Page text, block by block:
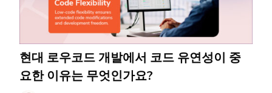
현대 로우코드 개발에서 코드 유연성이 중
요한 이유는 무엇인가요?